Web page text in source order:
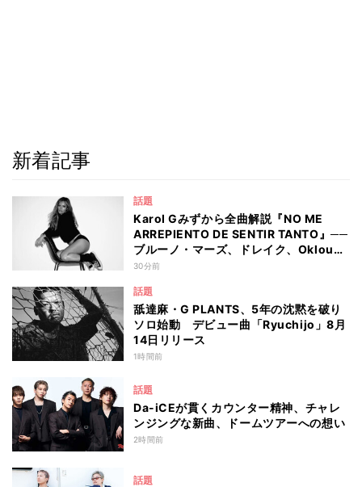
新着記事
話題
Karol Gみずから全曲解説『NO ME
ARREPIENTO DE SENTIR TANTO』──
ブルーノ・マーズ、ドレイク、Oklouら
迎えた繊細でオルタナティブな新章
30分前
話題
舐達麻・G PLANTS、5年の沈黙を破り
ソロ始動 デビュー曲「Ryuchijo」8月
14日リリース
1時間前
話題
Da-iCEが貫くカウンター精神、チャレ
ンジングな新曲、ドームツアーへの想い
2時間前
話題